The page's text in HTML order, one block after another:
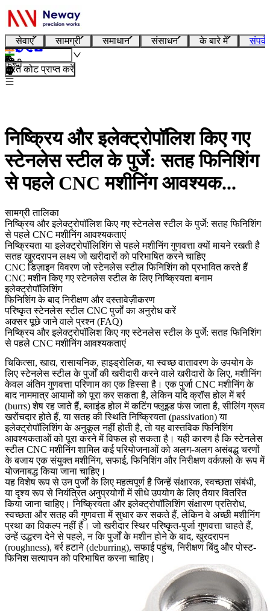
सेवाएं सामग्री समाधान संसाधन के बारे में
हिन्दी
तुरंत कोट प्राप्त करें
निष्क्रिय और इलेक्ट्रोपॉलिश किए गए
स्टेनलेस स्टील के पुर्जे: सतह फिनिशिंग
से पहले CNC मशीनिंग आवश्यक...
सामग्री तालिका
निष्क्रिय और इलेक्ट्रोपॉलिश किए गए स्टेनलेस स्टील के पुर्जे: सतह फिनिशिंग
से पहले CNC मशीनिंग आवश्यकताएं
निष्क्रियता या इलेक्ट्रोपॉलिशिंग से पहले मशीनिंग गुणवत्ता क्यों मायने रखती है
सतह खुरदरापन लक्ष्य जो खरीदारों को परिभाषित करने चाहिए
CNC डिज़ाइन विवरण जो स्टेनलेस स्टील फिनिशिंग को प्रभावित करते हैं
CNC मशीन किए गए स्टेनलेस स्टील के लिए निष्क्रियता बनाम
इलेक्ट्रोपॉलिशिंग
फिनिशिंग के बाद निरीक्षण और दस्तावेज़ीकरण
परिष्कृत स्टेनलेस स्टील CNC पुर्जों का अनुरोध करें
अक्सर पूछे जाने वाले प्रश्न (FAQ)
निष्क्रिय और इलेक्ट्रोपॉलिश किए गए स्टेनलेस स्टील के पुर्जे: सतह फिनिशिंग
से पहले CNC मशीनिंग आवश्यकताएं
चिकित्सा, खाद्य, रासायनिक, हाइड्रोलिक, या स्वच्छ वातावरण के उपयोग के
लिए स्टेनलेस स्टील के पुर्जों की खरीदारी करने वाले खरीदारों के लिए, मशीनिंग
केवल अंतिम गुणवत्ता परिणाम का एक हिस्सा है। एक पुर्जा CNC मशीनिंग के
बाद नाममात्र आयामों को पूरा कर सकता है, लेकिन यदि क्रॉस होल में बर्र
(burrs) शेष रह जाते हैं, ब्लाइंड होल में कटिंग फ्लूइड फंस जाता है, सीलिंग ग्रूव
खरोंचदार होते हैं, या सतह की स्थिति निष्क्रियता (passivation) या
इलेक्ट्रोपॉलिशिंग के अनुकूल नहीं होती है, तो यह वास्तविक फिनिशिंग
आवश्यकताओं को पूरा करने में विफल हो सकता है। यही कारण है किस्टेनलेस
स्टील CNC मशीनिंगशामिल कई परियोजनाओं को अलग-अलग असंबद्ध चरणों
के बजाय एक संयुक्त मशीनिंग, सफाई, फिनिशिंग और निरीक्षण वर्कफ़्लो के रूप में
योजनाबद्ध किया जाना चाहिए।
यह विशेष रूप से उन पुर्जों के लिए महत्वपूर्ण है जिन्हें संक्षारक, स्वच्छता संबंधी,
या दृश्य रूप से नियंत्रित अनुप्रयोगों में सीधे उपयोग के लिए तैयार वितरित
किया जाना चाहिए। निष्क्रियता और इलेक्ट्रोपॉलिशिंग संक्षारण प्रतिरोध,
स्वच्छता और सतह की गुणवत्ता में सुधार कर सकते हैं, लेकिन वे अच्छी मशीनिंग
प्रथा का विकल्प नहीं हैं। जो खरीदार स्थिर परिष्कृत-पुर्जा गुणवत्ता चाहते हैं,
उन्हें उद्धरण देने से पहले, न कि पुर्जों के मशीन होने के बाद, खुरदरापन
(roughness), बर्र हटाने (deburring), सफाई पहुंच, निरीक्षण बिंदु और पोस्ट-
फिनिश सत्यापन को परिभाषित करना चाहिए।